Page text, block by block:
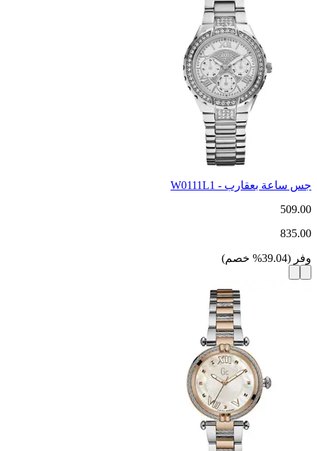
جس ساعة بعقارب - W0111L1
509.00
835.00
وفر (
39.04
% خصم)